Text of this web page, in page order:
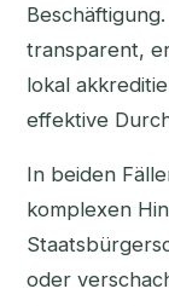
transparent,
lokal
effektive
In beiden
komplexen
oder